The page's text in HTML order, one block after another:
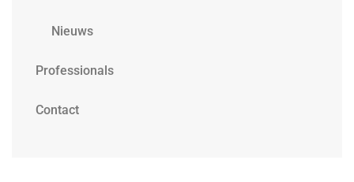
Nieuws
Professionals
Contact